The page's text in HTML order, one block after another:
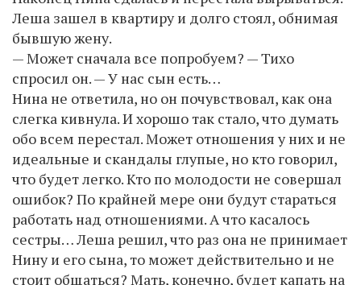
Леша зашел в квартиру и долго стоял, обнимая
бывшую жену.
— Может сначала все попробуем? — Тихо
спросил он. — У нас сын есть…
Нина не ответила, но он почувствовал, как она
слегка кивнула. И хорошо так стало, что думать
обо всем перестал. Может отношения у них и не
идеальные и скандалы глупые, но кто говорил,
что будет легко. Кто по молодости не совершал
ошибок? По крайней мере они будут стараться
работать над отношениями. А что касалось
сестры… Леша решил, что раз она не принимает
Нину и его сына, то может действительно и не
стоит общаться? Мать, конечно, будет капать на